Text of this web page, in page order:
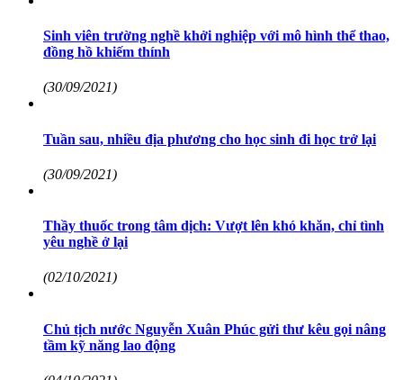
Sinh viên trường nghề khởi nghiệp với mô hình thể thao,
đồng hồ khiếm thính
(30/09/2021)
Tuần sau, nhiều địa phương cho học sinh đi học trở lại
(30/09/2021)
Thầy thuốc trong tâm dịch: Vượt lên khó khăn, chỉ tình
yêu nghề ở lại
(02/10/2021)
Chủ tịch nước Nguyễn Xuân Phúc gửi thư kêu gọi nâng
tầm kỹ năng lao động